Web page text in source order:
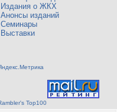
Издания о ЖКХ
Анонсы изданий
Семинары
Выставки